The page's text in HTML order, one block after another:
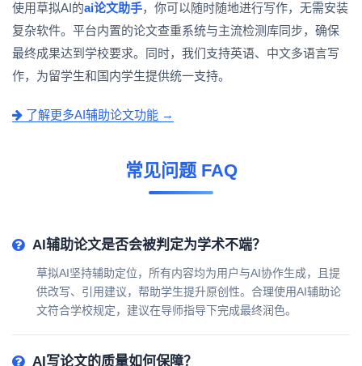
使用草拟AI的ai论文助手，你可以随时随地进行写作，无需安装
复杂软件。平台内置的论文查重系统与主流检测库同步，确保
最终成果达到学校要求。同时，我们支持英语、中文多语言写
作，为留学生和国内学生提供统一支持。
了解更多AI辅助论文功能 →
常见问题 FAQ
AI辅助论文是否会被判定为学术不端？
草拟AI坚持辅助定位，所有内容均为用户与AI协作生成，且提
供改写、引用建议，帮助学生提升原创性。合理使用AI辅助论
文符合学校规定，建议在导师指导下完成最终润色。
AI写论文的质量如何保障？